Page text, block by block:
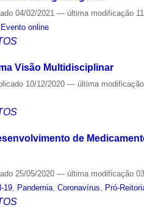
04/02/2021— última modificação
Evento online
Visão Multidisciplinar
10/12/2020— última modificação
de
25/05/2020— última modificação
19 Pandemia ,Coronavírus Pró-